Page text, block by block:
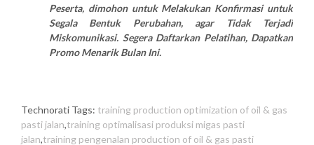
Peserta, dimohon untuk Melakukan Konfirmasi untuk
Segala Bentuk Perubahan, agar Tidak Terjadi
Miskomunikasi. Segera Daftarkan Pelatihan, Dapatkan
Promo Menarik Bulan Ini.
Technorati Tags: training production optimization of oil & gas
pasti jalan,training optimalisasi produksi migas pasti
jalan,training pengenalan production of oil & gas pasti